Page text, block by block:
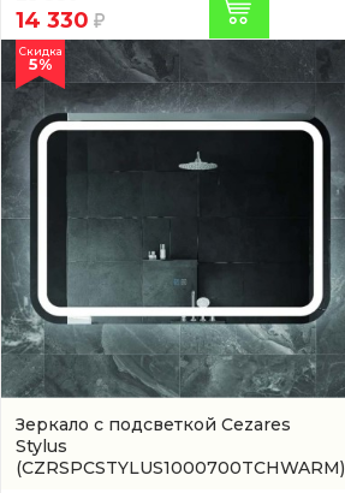
14 330
Зеркало с подсветкой Cezares
Stylus
(CZRSPCSTYLUS1000700TCHWARM)
Скидка
5%